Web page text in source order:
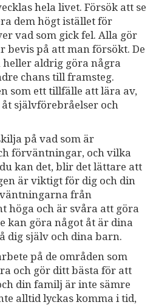
hela livet. Försök att se
dem högt istället för
vad som gick fel. Alla gör
bevis på att man försökt. De
aldrig göra några
chans till framsteg.
som ett tillfälle att lära av,
självförebråelser och
på vad som är
förväntningar, och vilka
kan det, blir det lättare att
är viktigt för dig och din
från
höga och är svåra att göra
kan göra något åt är dina
dig själv och dina barn.
på de områden som
och gör ditt bästa för att
din familj är inte sämre
alltid lyckas komma i tid,